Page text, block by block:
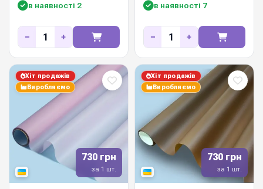
в наявності 2
− +
в наявності 7
− +
730 грн
за 1 шт.
Хіт продажів
Виробляємо
730 грн
за 1 шт.
Хіт продажів
Виробляємо